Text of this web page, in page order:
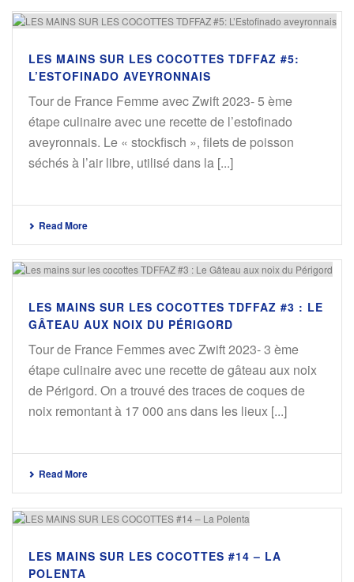
LES MAINS SUR LES COCOTTES TDFFAZ #5:
L’ESTOFINADO AVEYRONNAIS
Tour de France Femme avec Zwift 2023- 5 ème
étape culinaire avec une recette de l’estofinado
aveyronnais. Le « stockfisch », filets de poisson
séchés à l’air libre, utilisé dans la [...]
Read More
LES MAINS SUR LES COCOTTES TDFFAZ #3 : LE
GÂTEAU AUX NOIX DU PÉRIGORD
Tour de France Femmes avec Zwift 2023- 3 ème
étape culinaire avec une recette de gâteau aux noix
de Périgord. On a trouvé des traces de coques de
noix remontant à 17 000 ans dans les lieux [...]
Read More
LES MAINS SUR LES COCOTTES #14 – LA
POLENTA